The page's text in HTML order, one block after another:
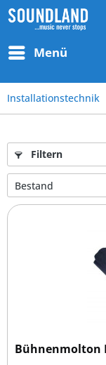
Menü
Installationstechnik
Filtern
Bühnenmolton